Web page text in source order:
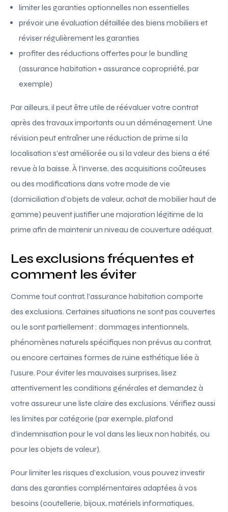
limiter les garanties optionnelles non essentielles
prévoir une évaluation détaillée des biens mobiliers et
réviser régulièrement les garanties
profiter des réductions offertes pour le bundling
(assurance habitation + assurance copropriété, par
exemple)
Par ailleurs, il peut être utile de réévaluer votre contrat
après des travaux importants ou un déménagement. Une
révision peut entraîner une réduction de prime si la
localisation s’est améliorée ou si la valeur des biens a été
revue à la baisse. À l’inverse, des acquisitions coûteuses
ou des modifications dans votre mode de vie
(domiciliation d’objets de valeur, achat de mobilier haut de
gamme) peuvent justifier une majoration légitime de la
prime afin de maintenir un niveau de couverture adéquat.
Les exclusions fréquentes et
comment les éviter
Comme tout contrat, l’assurance habitation comporte
des exclusions. Certaines situations ne sont pas couvertes
ou le sont partiellement : dommages intentionnels,
phénomènes naturels spécifiques non prévus au contrat,
ou encore certaines formes de ruine esthétique liée à
l’usure. Pour éviter les mauvaises surprises, lisez
attentivement les conditions générales et demandez à
votre assureur une liste claire des exclusions. Vérifiez aussi
les limites par catégorie (par exemple, plafond
d’indemnisation pour le vol dans les lieux non habités, ou
pour les objets de valeur).
Pour limiter les risques d’exclusion, vous pouvez investir
dans des garanties complémentaires adaptées à vos
besoins (coutellerie, bijoux, matériels informatiques,